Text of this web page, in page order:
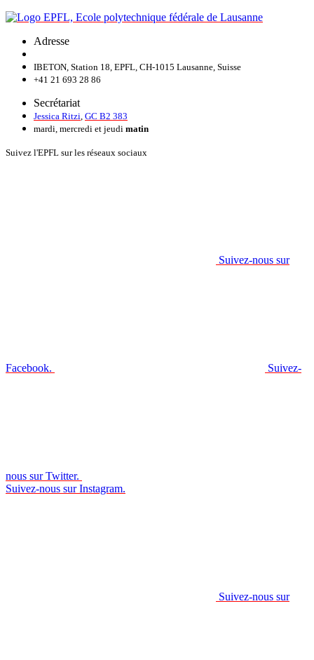
Adresse
IBETON, Station 18, EPFL, CH-1015 Lausanne, Suisse
+41 21 693 28 86
Secrétariat
Jessica Ritzi GC B2 383
mardi, mercredi et jeudi matin
Suivez l'EPFL sur les réseaux sociaux
Suivez-nous sur
Facebook. Suivez-
nous sur Twitter.
Suivez-nous sur Instagram.
Suivez-nous sur